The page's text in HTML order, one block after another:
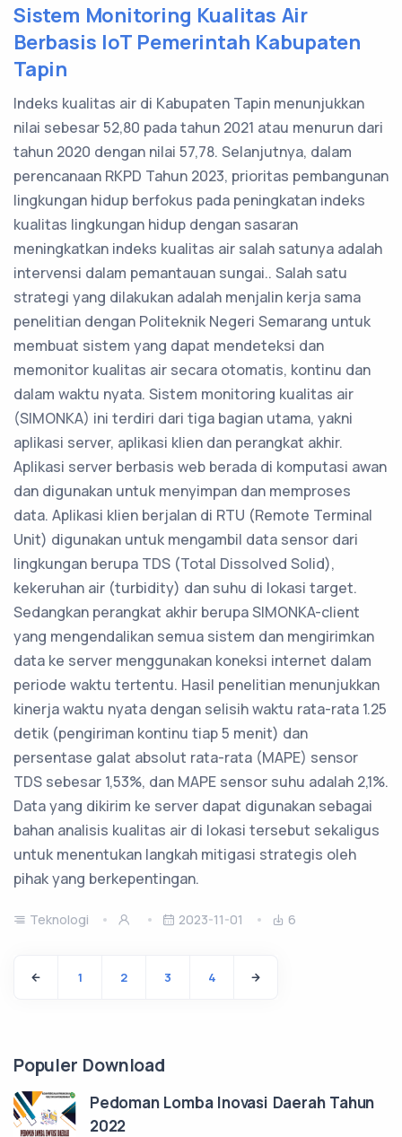
Sistem Monitoring Kualitas Air
Berbasis IoT Pemerintah Kabupaten
Tapin
Indeks kualitas air di Kabupaten Tapin menunjukkan
nilai sebesar 52,80 pada tahun 2021 atau menurun dari
tahun 2020 dengan nilai 57,78. Selanjutnya, dalam
perencanaan RKPD Tahun 2023, prioritas pembangunan
lingkungan hidup berfokus pada peningkatan indeks
kualitas lingkungan hidup dengan sasaran
meningkatkan indeks kualitas air salah satunya adalah
intervensi dalam pemantauan sungai.. Salah satu
strategi yang dilakukan adalah menjalin kerja sama
penelitian dengan Politeknik Negeri Semarang untuk
membuat sistem yang dapat mendeteksi dan
memonitor kualitas air secara otomatis, kontinu dan
dalam waktu nyata. Sistem monitoring kualitas air
(SIMONKA) ini terdiri dari tiga bagian utama, yakni
aplikasi server, aplikasi klien dan perangkat akhir.
Aplikasi server berbasis web berada di komputasi awan
dan digunakan untuk menyimpan dan memproses
data. Aplikasi klien berjalan di RTU (Remote Terminal
Unit) digunakan untuk mengambil data sensor dari
lingkungan berupa TDS (Total Dissolved Solid),
kekeruhan air (turbidity) dan suhu di lokasi target.
Sedangkan perangkat akhir berupa SIMONKA-client
yang mengendalikan semua sistem dan mengirimkan
data ke server menggunakan koneksi internet dalam
periode waktu tertentu. Hasil penelitian menunjukkan
kinerja waktu nyata dengan selisih waktu rata-rata 1.25
detik (pengiriman kontinu tiap 5 menit) dan
persentase galat absolut rata-rata (MAPE) sensor
TDS sebesar 1,53%, dan MAPE sensor suhu adalah 2,1%.
Data yang dikirim ke server dapat digunakan sebagai
bahan analisis kualitas air di lokasi tersebut sekaligus
untuk menentukan langkah mitigasi strategis oleh
pihak yang berkepentingan.
Teknologi 2023-11-01 6
1 2 3 4
Populer Download
Pedoman Lomba Inovasi Daerah Tahun
2022